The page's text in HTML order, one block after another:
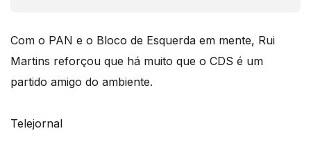
Com o PAN e o Bloco de Esquerda em mente, Rui
Martins reforçou que há muito que o CDS é um
partido amigo do ambiente.
Telejornal